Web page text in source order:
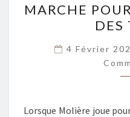
MARCHE
DES
4 Février
Lorsque Molière joue